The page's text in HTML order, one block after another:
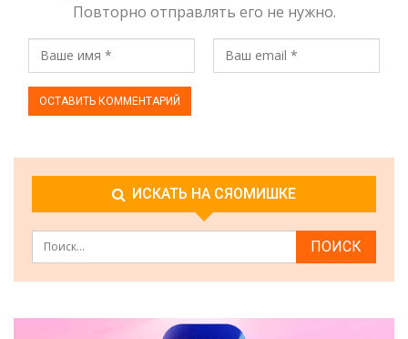
Повторно отправлять его не нужно.
ИСКАТЬ НА СЯОМИШКЕ